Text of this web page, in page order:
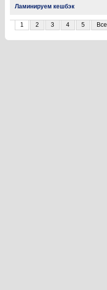
Ламинируем кешбэк
1 2 3 4 5 Все